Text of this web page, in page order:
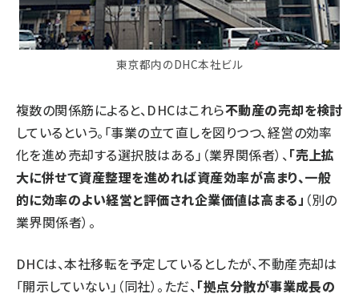
東京都内のDHC本社ビル
複数の関係筋によると、DHCはこれら不動産の売却を検討
しているという。「事業の立て直しを図りつつ、経営の効率
化を進め売却する選択肢はある」（業界関係者）、「売上拡
大に併せて資産整理を進めれば資産効率が高まり、一般
的に効率のよい経営と評価され企業価値は高まる」 （別の
業界関係者）。
DHCは、本社移転を予定しているとしたが、不動産売却は
「開示していない」（同社）。ただ、「拠点分散が事業成長の